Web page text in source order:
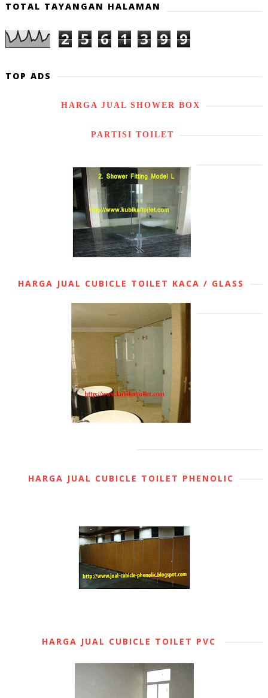
TOTAL TAYANGAN HALAMAN
2 5 6 1 3 9 9
TOP ADS
HARGA JUAL SHOWER BOX
PARTISI TOILET
HARGA JUAL CUBICLE TOILET KACA / GLASS
HARGA JUAL CUBICLE TOILET PHENOLIC
HARGA JUAL CUBICLE TOILET PVC